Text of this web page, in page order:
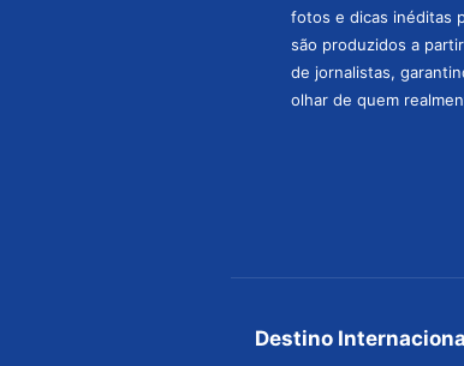
fotos e dicas inéditas
são produzidos a
de jornalistas,
olhar de quem
Destino